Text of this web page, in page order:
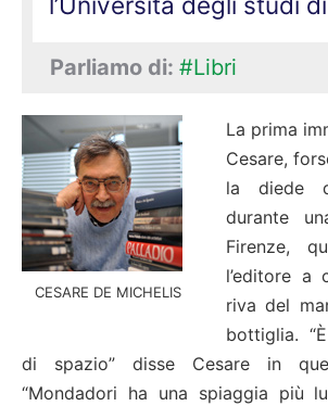
Parliamo di: #Libri
CESARE DE MICHELIS
La prima
Cesare,
la diede
durante
Firenze,
l’editore a
riva del
bottiglia.
di spazio” disse Cesare in
“Mondadori ha una spiaggia più